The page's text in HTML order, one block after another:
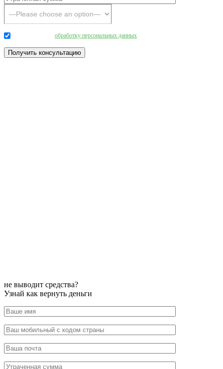
обработку персональных данных
не выводит средства?
Узнай как вернуть деньги